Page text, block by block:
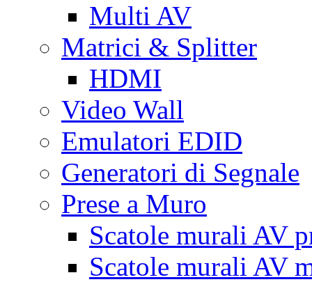
Multi AV
Matrici & Splitter
HDMI
Video Wall
Emulatori EDID
Generatori di Segnale
Prese a Muro
Scatole murali AV
Scatole murali AV